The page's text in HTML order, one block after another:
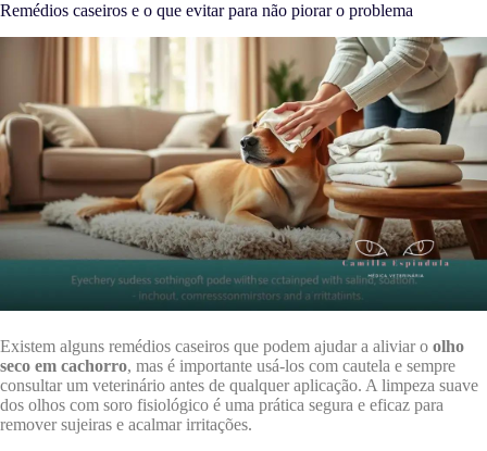
Remédios caseiros e o que evitar para não piorar o problema
Existem alguns remédios caseiros que podem ajudar a aliviar o olho
seco em cachorro, mas é importante usá-los com cautela e sempre
consultar um veterinário antes de qualquer aplicação. A limpeza suave
dos olhos com soro fisiológico é uma prática segura e eficaz para
remover sujeiras e acalmar irritações.